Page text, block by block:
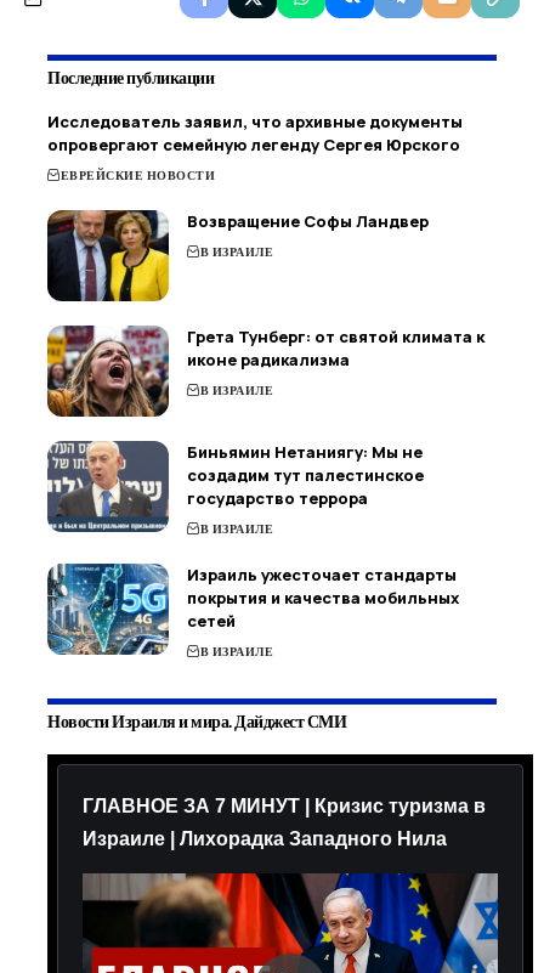
Последние публикации
Исследователь заявил, что архивные документы
опровергают семейную легенду Сергея Юрского
ЕВРЕЙСКИЕ НОВОСТИ
Возвращение Софы Ландвер
В ИЗРАИЛЕ
Грета Тунберг: от святой климата к
иконе радикализма
В ИЗРАИЛЕ
Биньямин Нетаниягу: Мы не
создадим тут палестинское
государство террора
В ИЗРАИЛЕ
Израиль ужесточает стандарты
покрытия и качества мобильных
сетей
В ИЗРАИЛЕ
Новости Израиля и мира. Дайджест СМИ